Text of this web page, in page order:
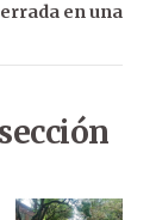
en una